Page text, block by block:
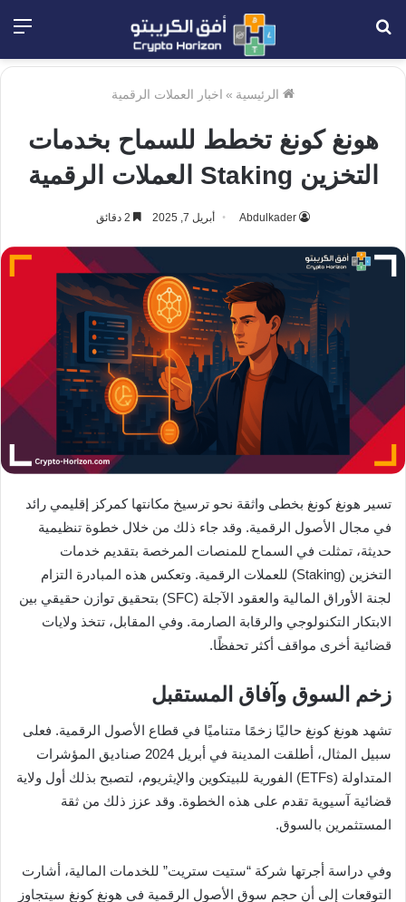
الرئيسية » اخبار العملات الرقمية
هونغ كونغ تخطط للسماح بخدمات
التخزين Staking العملات الرقمية
Abdulkader أبريل 7, 2025
تسير هونغ كونغ بخطى واثقة نحو ترسيخ مكانتها كمركز إقليمي رائد
في مجال الأصول الرقمية. وقد جاء ذلك من خلال خطوة تنظيمية
حديثة، تمثلت في السماح للمنصات المرخصة بتقديم خدمات
التخزين (Staking) للعملات الرقمية. وتعكس هذه المبادرة التزام
لجنة الأوراق المالية والعقود الآجلة (SFC) بتحقيق توازن حقيقي بين
الابتكار التكنولوجي والرقابة الصارمة. وفي المقابل، تتخذ ولايات
قضائية أخرى مواقف أكثر تحفظًا.
زخم السوق وآفاق المستقبل
تشهد هونغ كونغ حاليًا زخمًا متناميًا في قطاع الأصول الرقمية. فعلى
سبيل المثال، أطلقت المدينة في أبريل 2024 صناديق المؤشرات
المتداولة (ETFs) الفورية للبيتكوين والإيثريوم، لتصبح بذلك أول ولاية
قضائية آسيوية تقدم على هذه الخطوة. وقد عزز ذلك من ثقة
المستثمرين بالسوق.
وفي دراسة أجرتها شركة “ستيت ستريت” للخدمات المالية، أشارت
التوقعات إلى أن حجم سوق الأصول الرقمية في هونغ كونغ سيتجاوز